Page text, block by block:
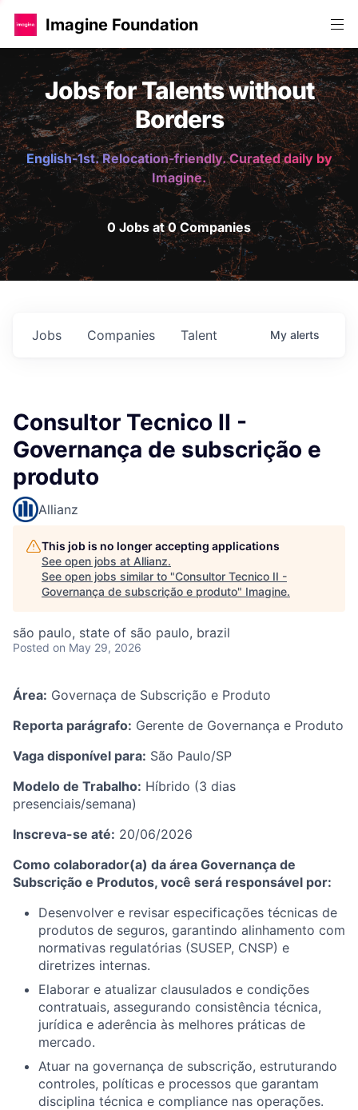
Imagine Foundation
Jobs for Talents without
Borders
English-1st. Relocation-friendly. Curated daily by
Imagine.
0 Jobs at 0 Companies
Jobs Companies Talent My alerts
Consultor Tecnico II -
Governança de subscrição e
produto
Allianz
This job is no longer accepting applications
See open jobs at Allianz.
See open jobs similar to "Consultor Tecnico II -
Governança de subscrição e produto" Imagine.
são paulo, state of são paulo, brazil
Posted on May 29, 2026
Área: Governaça de Subscrição e Produto
Reporta parágrafo: Gerente de Governança e Produto
Vaga disponível para: São Paulo/SP
Modelo de Trabalho: Híbrido (3 dias
presenciais/semana)
Inscreva-se até: 20/06/2026
Como colaborador(a) da área Governança de
Subscrição e Produtos, você será responsável por:
Desenvolver e revisar especificações técnicas de
produtos de seguros, garantindo alinhamento com
normativas regulatórias (SUSEP, CNSP) e
diretrizes internas.
Elaborar e atualizar clausulados e condições
contratuais, assegurando consistência técnica,
jurídica e aderência às melhores práticas de
mercado.
Atuar na governança de subscrição, estruturando
controles, políticas e processos que garantam
disciplina técnica e compliance nas operações.